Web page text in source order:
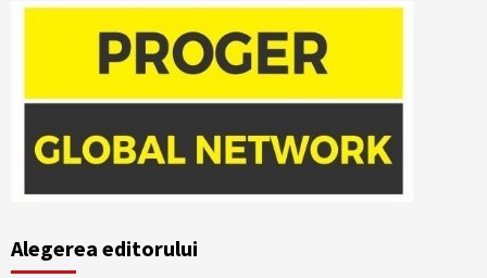
Alegerea editorului